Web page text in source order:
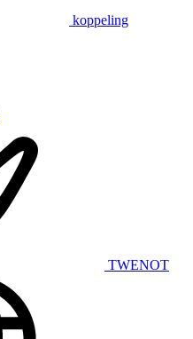
koppeling
TWENOT